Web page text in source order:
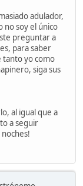
adulador,
no soy el único
preguntar a
para saber
tanto yo como
siga sus
al igual que a
a seguir